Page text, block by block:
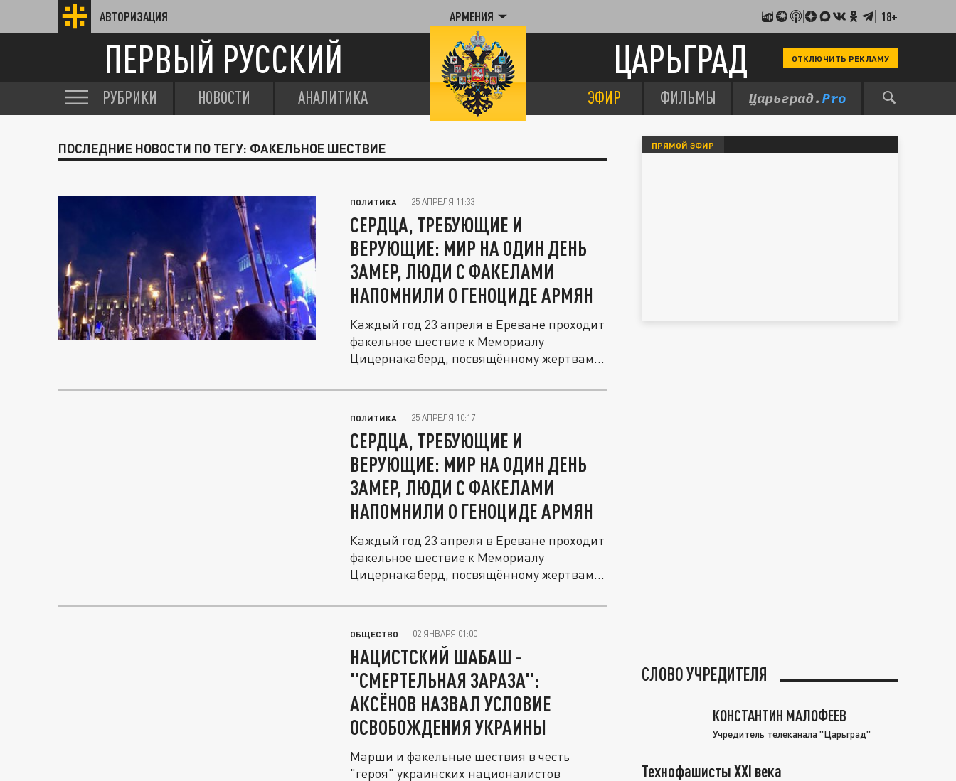
АВТОРИЗАЦИЯ АРМЕНИЯ 18+
ПЕРВЫЙ РУССКИЙ ЦАРЬГРАД ОТКЛЮЧИТЬ РЕКЛАМУ
РУБРИКИ НОВОСТИ АНАЛИТИКА ЭФИР ФИЛЬМЫ
ПОСЛЕДНИЕ НОВОСТИ ПО ТЕГУ: ФАКЕЛЬНОЕ ШЕСТВИЕ
ПОЛИТИКА 25 АПРЕЛЯ 11:33
СЕРДЦА, ТРЕБУЮЩИЕ И
ВЕРУЮЩИЕ: МИР НА ОДИН ДЕНЬ
ЗАМЕР, ЛЮДИ С ФАКЕЛАМИ
НАПОМНИЛИ О ГЕНОЦИДЕ АРМЯН
Каждый год 23 апреля в Ереване проходит
факельное шествие к Мемориалу
Цицернакаберд, посвящённому жертвам...
ПОЛИТИКА 25 АПРЕЛЯ 10:17
СЕРДЦА, ТРЕБУЮЩИЕ И
ВЕРУЮЩИЕ: МИР НА ОДИН ДЕНЬ
ЗАМЕР, ЛЮДИ С ФАКЕЛАМИ
НАПОМНИЛИ О ГЕНОЦИДЕ АРМЯН
Каждый год 23 апреля в Ереване проходит
факельное шествие к Мемориалу
Цицернакаберд, посвящённому жертвам...
ОБЩЕСТВО 02 ЯНВАРЯ 01:00
НАЦИСТСКИЙ ШАБАШ -
"СМЕРТЕЛЬНАЯ ЗАРАЗА":
АКСЁНОВ НАЗВАЛ УСЛОВИЕ
ОСВОБОЖДЕНИЯ УКРАИНЫ
Марши и факельные шествия в честь
"героя" украинских националистов
ПРЯМОЙ ЭФИР
СЛОВО УЧРЕДИТЕЛЯ
КОНСТАНТИН МАЛОФЕЕВ
Учредитель телеканала "Царьград"
Технофашисты XXI века